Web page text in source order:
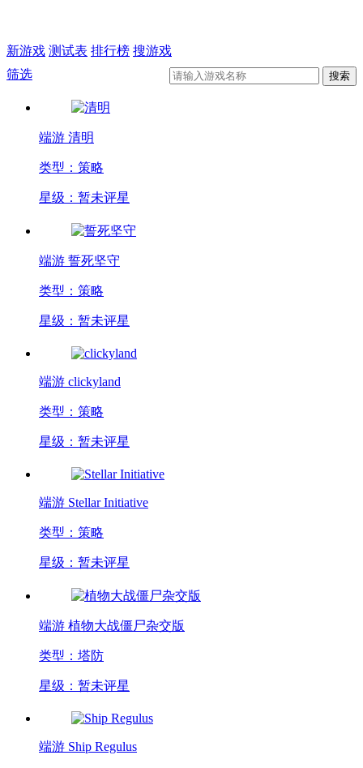
新游戏 测试表 排行榜 搜游戏
筛选
端游 清明
类型：策略
星级：暂未评星
端游 誓死坚守
类型：策略
星级：暂未评星
端游 clickyland
类型：策略
星级：暂未评星
端游 Stellar Initiative
类型：策略
星级：暂未评星
端游 植物大战僵尸杂交版
类型：塔防
星级：暂未评星
端游 Ship Regulus